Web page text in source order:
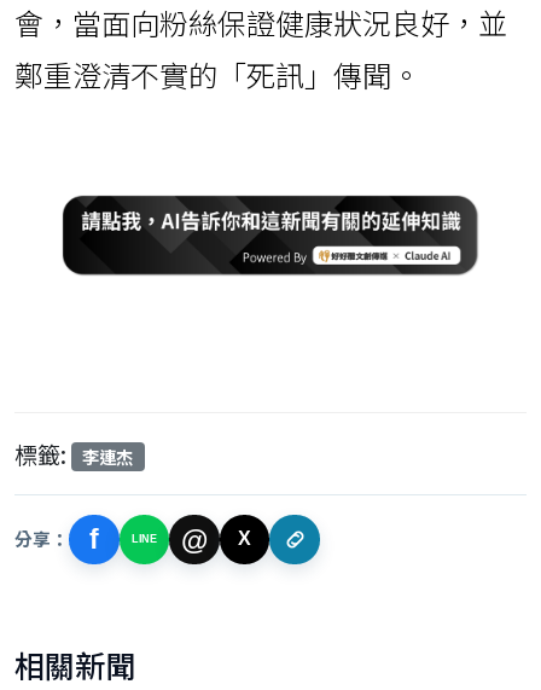
會，當面向粉絲保證健康狀況良好，並
鄭重澄清不實的「死訊」傳聞。
標籤: 李連杰
分享： f LINE @ X
相關新聞